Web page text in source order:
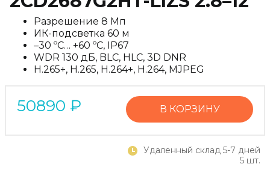
Разрешение 8 Мп
ИК-подсветка 60 м
–30 ºC… +60 ºC, IP67
WDR 130 дБ, BLC, HLC, 3D DNR
H.265+, H.265, H.264+, H.264, MJPEG
50890 ₽ В КОРЗИНУ
Удаленный склад 5-7 дней
5 шт.